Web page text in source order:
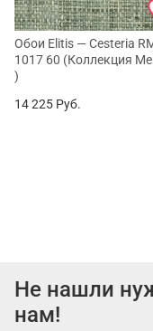
Обои Elitis — Cesteria
1017 60 (Коллекция
)
14 225 Руб.
Не нашли
нам!